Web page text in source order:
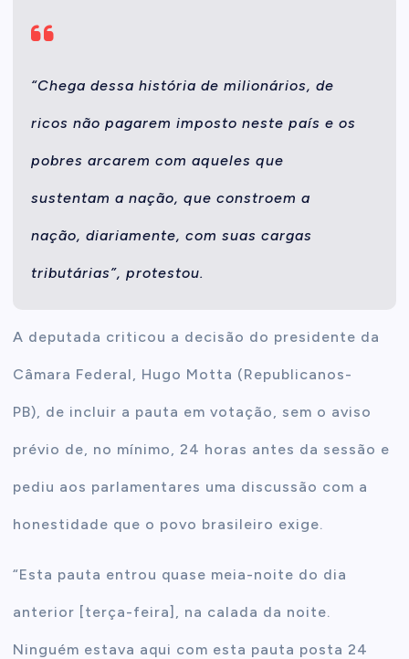
“Chega dessa história de milionários, de
ricos não pagarem imposto neste país e os
pobres arcarem com aqueles que
sustentam a nação, que constroem a
nação, diariamente, com suas cargas
tributárias”, protestou.
A deputada criticou a decisão do presidente da
Câmara Federal, Hugo Motta (Republicanos-
PB), de incluir a pauta em votação, sem o aviso
prévio de, no mínimo, 24 horas antes da sessão e
pediu aos parlamentares uma discussão com a
honestidade que o povo brasileiro exige.
“Esta pauta entrou quase meia-noite do dia
anterior [terça-feira], na calada da noite.
Ninguém estava aqui com esta pauta posta 24